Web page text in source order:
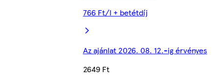
766 Ft/l + betétdíj
Az ajánlat 2026. 08. 12.-ig érvényes
2649 Ft